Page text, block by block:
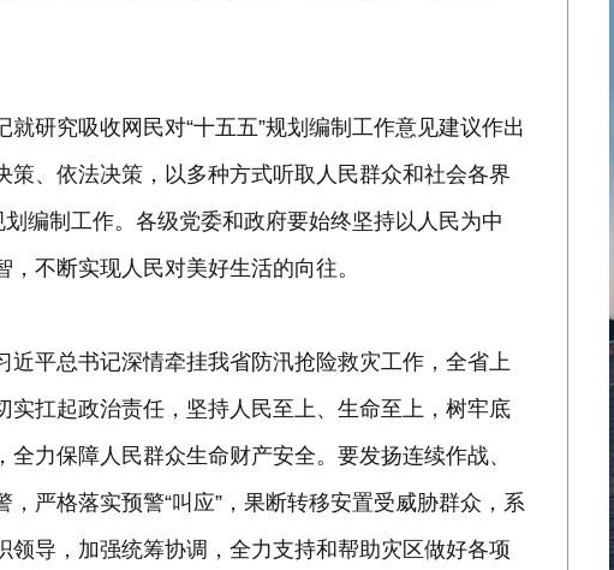
研究吸收网民对“十五五”规划编制工作意见建议作出
策、依法决策，以多种方式听取人民群众和社会各界
编制工作。各级党委和政府要始终坚持以人民为中
不断实现人民对美好生活的向往。
平总书记深情牵挂我省防汛抢险救灾工作，全省上
扛起政治责任，坚持人民至上、生命至上，树牢底
力保障人民群众生命财产安全。要发扬连续作战、
严格落实预警“叫应”，果断转移安置受威胁群众，系
导，加强统筹协调，全力支持和帮助灾区做好各项